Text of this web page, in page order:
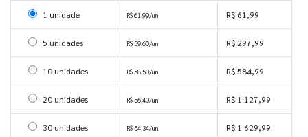
Selecionar 1 unidade
1 unidade R$ 61,99/un R$ 61,99
Selecionar 5 unidades
5 unidades R$ 59,60/un R$ 297,99
Selecionar 10 unidades
10 unidades R$ 58,50/un R$ 584,99
Selecionar 20 unidades
20 unidades R$ 56,40/un R$ 1.127,99
Selecionar 30 unidades
30 unidades R$ 54,34/un R$ 1.629,99